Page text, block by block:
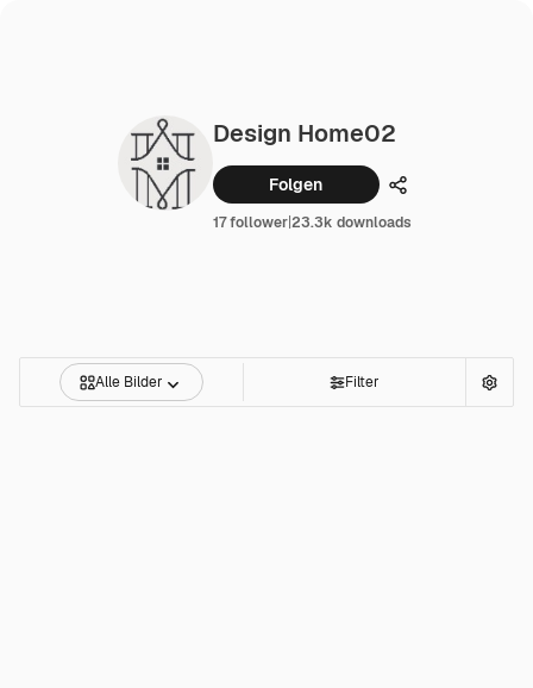
Design Home02
Folgen Teilen
17 follower|23.3k downloads
Alle Bilder Filter